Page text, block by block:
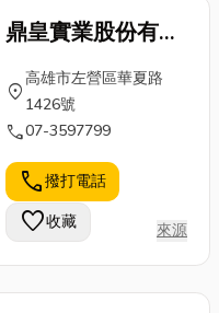
鼎皇實業股份有限
公司
location_on
高雄市左營區華夏路
1426號
call07-3597799
call撥打電話
favorite收藏 來源